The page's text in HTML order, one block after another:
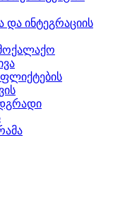
და ინტეგრაციის